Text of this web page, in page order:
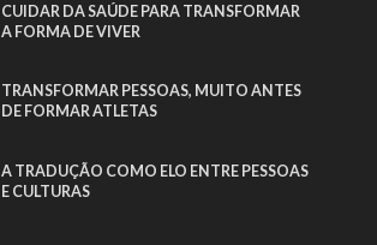
CUIDAR DA SAÚDE PARA TRANSFORMAR
A FORMA DE VIVER
TRANSFORMAR PESSOAS, MUITO ANTES
DE FORMAR ATLETAS
A TRADUÇÃO COMO ELO ENTRE PESSOAS
E CULTURAS